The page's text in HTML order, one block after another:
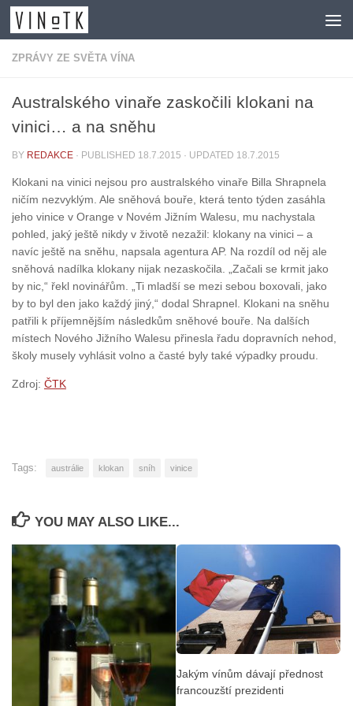
Skip to content
ZPRÁVY ZE SVĚTA VÍNA
Australského vinaře zaskočili klokani na
vinici… a na sněhu
BY REDAKCE · PUBLISHED 18.7.2015 · UPDATED 18.7.2015
Klokani na vinici nejsou pro australského vinaře Billa Shrapnela
ničím nezvyklým. Ale sněhová bouře, která tento týden zasáhla
jeho vinice v Orange v Novém Jižním Walesu, mu nachystala
pohled, jaký ještě nikdy v životě nezažil: klokany na vinici – a
navíc ještě na sněhu, napsala agentura AP. Na rozdíl od něj ale
sněhová nadílka klokany nijak nezaskočila. „Začali se krmit jako
by nic,“ řekl novinářům. „Ti mladší se mezi sebou boxovali, jako
by to byl den jako každý jiný,“ dodal Shrapnel. Klokani na sněhu
patřili k příjemnějším následkům sněhové bouře. Na dalších
místech Nového Jižního Walesu přinesla řadu dopravních nehod,
školy musely vyhlásit volno a časté byly také výpadky proudu.
Zdroj: ČTK
Tags: austrálie klokan sníh vinice
YOU MAY ALSO LIKE...
Jakým vínům dávají přednost
francouzští prezidenti